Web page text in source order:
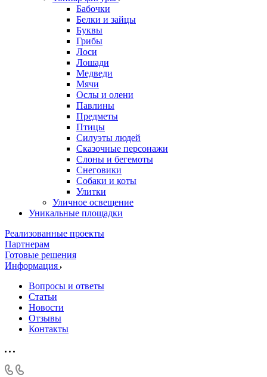
Бабочки
Белки и зайцы
Буквы
Грибы
Лоси
Лошади
Медведи
Мячи
Ослы и олени
Павлины
Предметы
Птицы
Силуэты людей
Сказочные персонажи
Слоны и бегемоты
Снеговики
Собаки и коты
Улитки
Уличное освещение
Уникальные площадки
Реализованные проекты
Партнерам
Готовые решения
Информация
Вопросы и ответы
Статьи
Новости
Отзывы
Контакты